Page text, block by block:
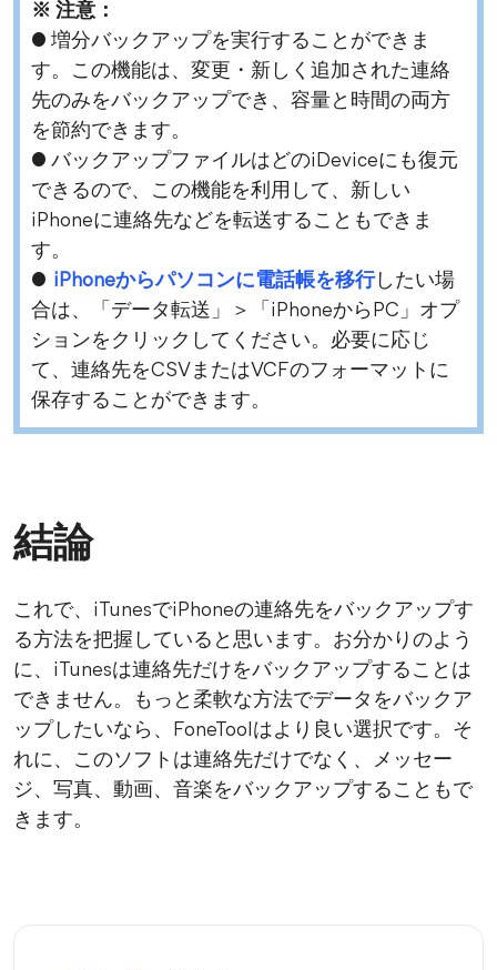
※ 注意：
● 増分バックアップを実行することができま
す。この機能は、変更・新しく追加された連絡
先のみをバックアップでき、容量と時間の両方
を節約できます。
● バックアップファイルはどのiDeviceにも復元
できるので、この機能を利用して、新しい
iPhoneに連絡先などを転送することもできま
す。
● iPhoneからパソコンに電話帳を移行したい場
合は、「データ転送」＞「iPhoneからPC」オプ
ションをクリックしてください。必要に応じ
て、連絡先をCSVまたはVCFのフォーマットに
保存することができます。
結論
これで、iTunesでiPhoneの連絡先をバックアップす
る方法を把握していると思います。お分かりのよう
に、iTunesは連絡先だけをバックアップすることは
できません。もっと柔軟な方法でデータをバックア
ップしたいなら、FoneToolはより良い選択です。そ
れに、このソフトは連絡先だけでなく、メッセー
ジ、写真、動画、音楽をバックアップすることもで
きます。